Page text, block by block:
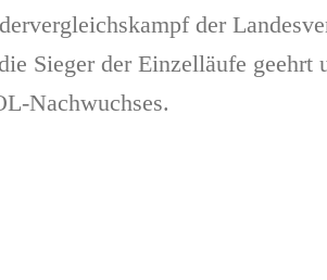
der
Sieger der Einzelläufe
Nachwuchses.